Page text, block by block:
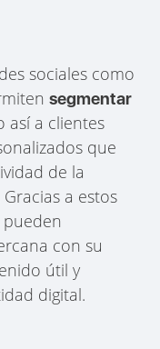
sociales como
segmentar
así a clientes
que
de la
a estos
pueden
con su
útil y
digital.